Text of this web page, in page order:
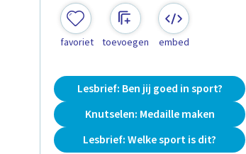
favoriet toevoegen embed
Lesbrief: Ben jij goed in sport?
Knutselen: Medaille maken
Lesbrief: Welke sport is dit?